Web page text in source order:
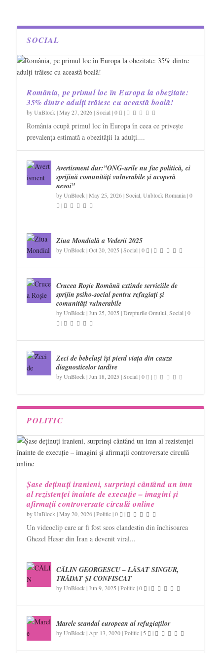
SOCIAL
România, pe primul loc în Europa la obezitate:
35% dintre adulți trăiesc cu această boală!
byUnBlock |May 27, 2026|Social |0 |
România ocupă primul loc în Europa în ceea ce privește
prevalența estimată a obezității la adulți....
Avertisment dur:”ONG-urile nu fac politică, ci
sprijină comunități vulnerabile și acoperă
nevoi”
byUnBlock |May 25, 2026|Social ,Unblock Romania|0
|
Ziua Mondială a Vederii 2025
byUnBlock |Oct 20, 2025 |Social |0 |
Crucea Roșie Română extinde serviciile de
sprijin psiho-social pentru refugiați și
comunități vulnerabile
byUnBlock |Jun 25, 2025 |Drepturile Omului ,Social |0
|
Zeci de bebeluși își pierd viața din cauza
diagnosticelor tardive
byUnBlock |Jun 18, 2025 |Social |0 |
POLITIC
Șase deținuți iranieni, surprinși cântând un imn
al rezistenței înainte de execuție – imagini și
afirmații controversate circulă online
byUnBlock |May 20, 2026|Politic|0 |
Un videoclip care ar fi fost scos clandestin din închisoarea
Ghezel Hesar din Iran a devenit viral...
CĂLIN GEORGESCU – LĂSAT SINGUR,
TRĂDAT ȘI CONFISCAT
byUnBlock |Jun 9, 2025 |Politic|0 |
Marele scandal european al refugiaților
byUnBlock | Apr 13, 2020|Politic| 5 |